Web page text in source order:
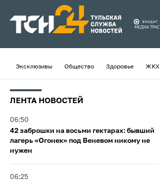
Эксклюзивы Общество Здоровье ЖКХ
ЛЕНТА НОВОСТЕЙ
06:50
42 заброшки на восьми гектарах: бывший
лагерь «Огонек» под Веневом никому не
нужен
06:25